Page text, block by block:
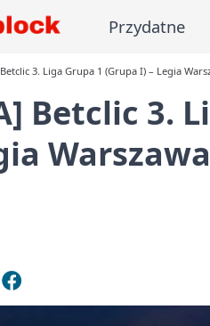
Przydatne
3. Liga Grupa 1 (Grupa I) – Legia
Betclic 3.